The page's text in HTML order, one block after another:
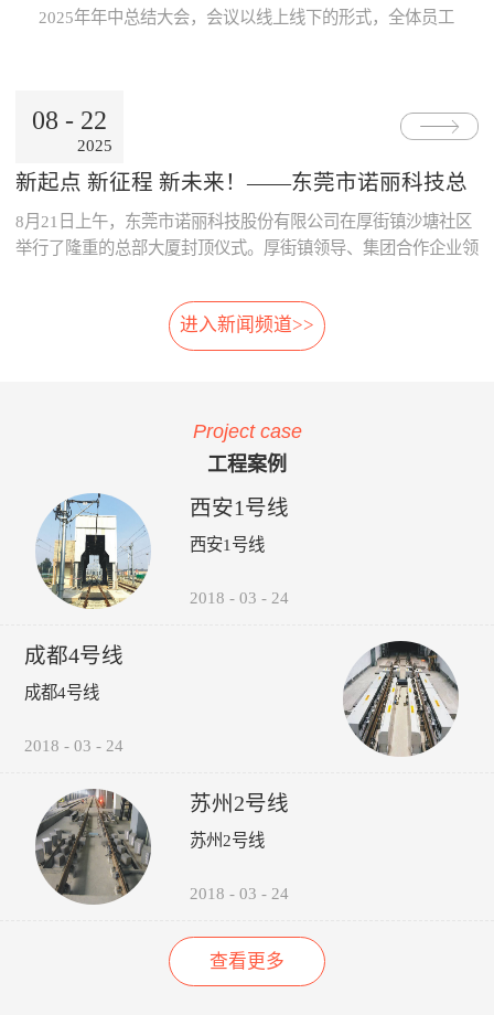
片；· 系统采用了主要部件做
法，根据故障模式进行恢复控
数据的及时、准确传递与分
本的明细，分析重要设备整个
采购决策、控制维修成本提供
了依据，减少企业不必要的浪
费。· 优化资源的配置：系统
提供的资源冲突检测预警功
化，合理的优化了人、财、物
资源。 项目案例与客户反
艺文件的执行力度，通过全貌
化、公开化、信息化系统自动
评价、月报分析，加强了员工
的检修责任心以来，其车辆检
修的运营故障（正线故障）呈
下降趋势（↓14%），而自检
（↑35%），效果如下图所
间长了，车辆多了，管理就跟
不上了，人员变动，对维修维
护工作影响很大，而诺丽科技
的车辆检修管理系统全面解决
了我们以往工作中的所有难
了，管理更规范标准了，我们
上了一个新台阶了。” ——重
修管理人员
Internet公用网络，也可使用地
4、用户终端· 移动用户终端
· 固定用户终端 系统功能： 当
电动列车在线运行时，系统应
能对受电弓与电网之间由于离
线、硬点产生拉弧的现象、受
电弓中心线偏移量、受电弓弓
的运行参数进行检测。并具有
对检测出的超标数据进行自动
主要功能如下：当电动列车在
线运行时，系统对弓网运行情
况实时监测，对受电弓拉弧、
受电弓弓头异常、羊角变形、
碳滑板磨耗、受电弓硬点冲
击、弓网温度、接触网磨耗、
接触网几何参数进行检测，对
接触网的悬挂部件异常状态进
行智能识别。并具有对检测出
数据和图像进行无线传输、记
录、分析、判断、评价功能。
线激光专利技术，模块化设
运营期，进行加装，安装于正
搭建专用检测棚等配套设
施。 3、免维护:核心元件
选用进口件，整体设计安装简
便，远程监控，软件具备自动
需人工分析，系统自动出具智
能分析结果，提供检修月报，
析、轨道异常分析等。 5、
自动方案:根据月报分析结
果，系统自动出具维修方案建
议，包括:厂家选型建议、轮
时机建议轨道打磨建议、轮对
润滑建议。 6、图形化:所
验证，可通过轮录像及照片，
自动采集、分析、计算、传输
通信功能，探测站实现无人值
守。2、自动检测通过车辆的
轮对踏面擦伤深度与面积、轮
缘厚度、轮缘高度、QR值、
2025年年中总结大会，会议以线上线下的形式，全体员工
东率先作《诺丽科技2025年上半年工作总结及下半年工作
计划》报告，从多维度系统梳理上半年成果...
08 - 22
2025
新起点 新征程 新未来！——东莞市诺丽科技总
部大厦喜封金顶，开启发展新篇章
8月21日上午，东莞市诺丽科技股份有限公司在厚街镇沙塘社区
举行了隆重的总部大厦封顶仪式。厚街镇领导、集团合作企业领
起，气氛热烈喜庆，董事长朱晓东为舞狮点睛，为整个活动增添
了浓郁的传统韵味和欢快氛围。 随后，公司领导与嘉宾们一
进入新闻频道>>
Project case
工程案例
西安1号线
西安1号线
2018 - 03 - 24
成都4号线
成都4号线
2018 - 03 - 24
苏州2号线
苏州2号线
2018 - 03 - 24
查看更多